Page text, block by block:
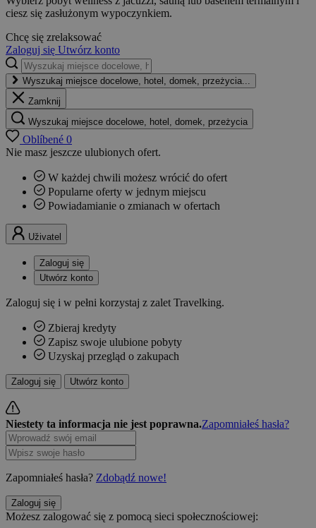
ciesz się zasłużonym wypoczynkiem.
Chcę się zrelaksować
Zaloguj się Utwórz konto
Wyszukaj miejsce docelowe, hotel, domek, przeżycia...
Zamknij
Wyszukaj miejsce docelowe, hotel, domek, przeżycia
Oblíbené 0
Nie masz jeszcze ulubionych ofert.
W każdej chwili możesz wrócić do ofert
Popularne oferty w jednym miejscu
Powiadamianie o zmianach w ofertach
Uživatel
Zaloguj się
Utwórz konto
Zaloguj się i w pełni korzystaj z zalet Travelking.
Zbieraj kredyty
Zapisz swoje ulubione pobyty
Uzyskaj przegląd o zakupach
Zaloguj się Utwórz konto
Niestety ta informacja nie jest poprawna.Zapomniałeś hasła?
Zapomniałeś hasła? Zdobądź nowe!
Zaloguj się
Możesz zalogować się z pomocą sieci społecznościowej: